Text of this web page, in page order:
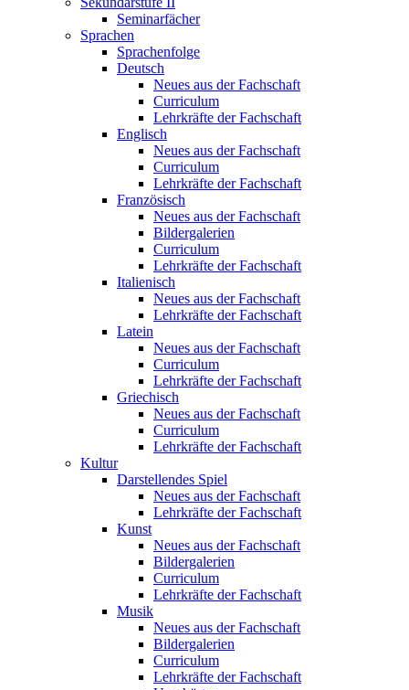
Seminarfächer
Sprachen
Sprachenfolge
Deutsch
Neues aus der Fachschaft
Curriculum
Lehrkräfte der Fachschaft
Englisch
Neues aus der Fachschaft
Curriculum
Lehrkräfte der Fachschaft
Französisch
Neues aus der Fachschaft
Bildergalerien
Curriculum
Lehrkräfte der Fachschaft
Italienisch
Neues aus der Fachschaft
Lehrkräfte der Fachschaft
Latein
Neues aus der Fachschaft
Curriculum
Lehrkräfte der Fachschaft
Griechisch
Neues aus der Fachschaft
Curriculum
Lehrkräfte der Fachschaft
Kultur
Darstellendes Spiel
Neues aus der Fachschaft
Lehrkräfte der Fachschaft
Kunst
Neues aus der Fachschaft
Bildergalerien
Curriculum
Lehrkräfte der Fachschaft
Musik
Neues aus der Fachschaft
Bildergalerien
Curriculum
Lehrkräfte der Fachschaft